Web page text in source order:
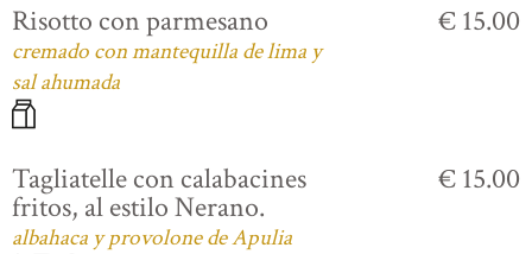
Risotto con parmesano
cremado con mantequilla de lima y
sal ahumada
€ 15.00
Tagliatelle con calabacines
fritos, al estilo Nerano.
albahaca y provolone de Apulia
€ 15.00